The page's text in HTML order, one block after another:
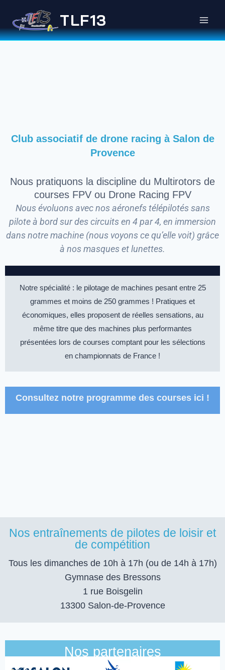
TLF13
Club associatif de drone racing à Salon de
Provence
Nous pratiquons la discipline du Multirotors de
courses FPV ou Drone Racing FPV
Nous évoluons avec nos aéronefs télépilotés sans
pilote à bord sur des circuits en 4 par 4, en immersion
dans notre machine (nous voyons ce qu’elle voit) grâce
à nos masques et lunettes.
Notre spécialité : le pilotage de machines pesant entre 25
grammes et moins de 250 grammes ! Pratiques et
économiques, elles proposent de réelles sensations, au
même titre que des machines plus performantes
présentées lors de courses comptant pour les sélections
en championnats de France !
Consultez notre programme des courses ici !
Nos entraînements de pilotes de loisir et
de compétition
Tous les dimanches de 10h à 17h (ou de 14h à 17h)
Gymnase des Bressons
1 rue Boisgelin
13300 Salon-de-Provence
Nos partenaires